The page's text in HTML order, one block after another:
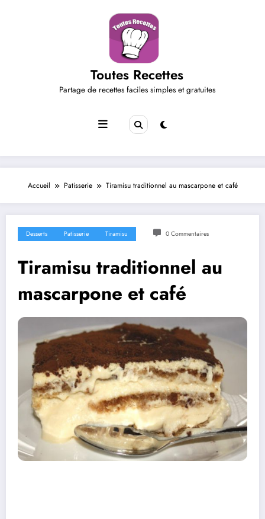
Toutes Recettes
Partage de recettes faciles simples et gratuites
Accueil Patisserie Tiramisu traditionnel au mascarpone et café
Desserts Patisserie Tiramisu 0 Commentaires
Tiramisu traditionnel au
mascarpone et café